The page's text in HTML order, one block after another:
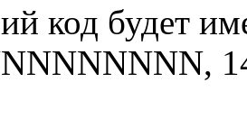
код будет